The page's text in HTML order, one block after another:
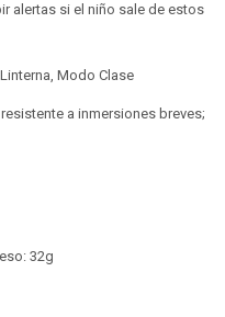
alertas si el niño sale de estos
Modo Clase
a inmersiones breves;
32g